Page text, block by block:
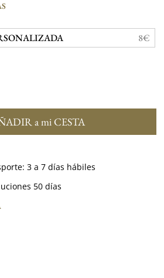
8€
a mi CESTA
3 a 7 días hábiles
50 días